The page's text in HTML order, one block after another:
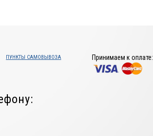
ПУНКТЫ САМОВЫВОЗА Принимаем к оплате: